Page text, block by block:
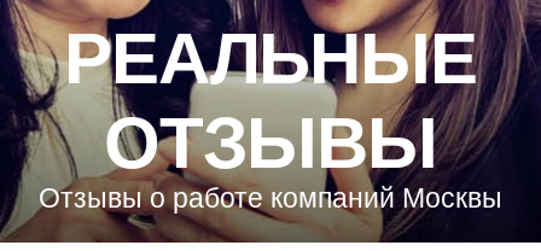
РЕАЛЬНЫЕ
ОТЗЫВЫ
Отзывы о работе компаний Москвы